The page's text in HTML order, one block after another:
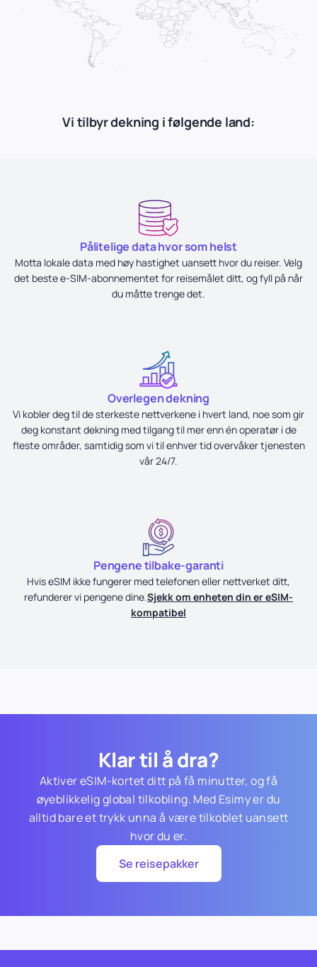
Vi tilbyr dekning i følgende land:
Pålitelige data hvor som helst
Motta lokale data med høy hastighet uansett hvor du reiser. Velg
det beste e-SIM-abonnementet for reisemålet ditt, og fyll på når
du måtte trenge det.
Overlegen dekning
Vi kobler deg til de sterkeste nettverkene i hvert land, noe som gir
deg konstant dekning med tilgang til mer enn én operatør i de
fleste områder, samtidig som vi til enhver tid overvåker tjenesten
vår 24/7.
Pengene tilbake-garanti
Hvis eSIM ikke fungerer med telefonen eller nettverket ditt,
refunderer vi pengene dine.Sjekk om enheten din er eSIM-
kompatibel
Klar til å dra?
Aktiver eSIM-kortet ditt på få minutter, og få
øyeblikkelig global tilkobling. Med Esimy er du
alltid bare et trykk unna å være tilkoblet uansett
hvor du er.
Se reisepakker